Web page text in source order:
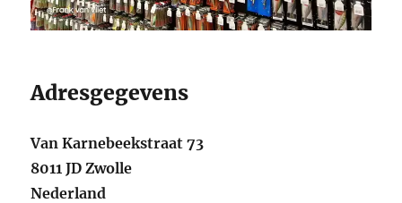
Adresgegevens
Van Karnebeekstraat 73
8011 JD Zwolle
Nederland